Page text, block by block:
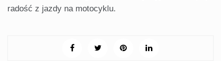
radość z jazdy na motocyklu.